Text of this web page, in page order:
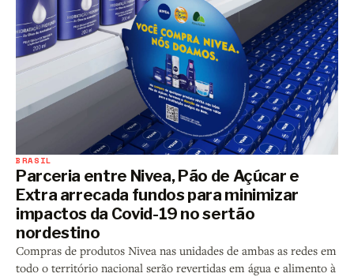
BRASIL
Parceria entre Nivea, Pão de Açúcar e
Extra arrecada fundos para minimizar
impactos da Covid-19 no sertão
nordestino
Compras de produtos Nivea nas unidades de ambas as redes em
todo o território nacional serão revertidas em água e alimento à